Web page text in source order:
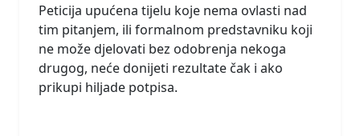
Peticija upućena tijelu koje nema ovlasti nad
tim pitanjem, ili formalnom predstavniku koji
ne može djelovati bez odobrenja nekoga
drugog, neće donijeti rezultate čak i ako
prikupi hiljade potpisa.